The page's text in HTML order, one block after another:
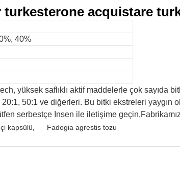
turkesterone acquistare
40%
yüksek saflıklı aktif maddelerle çok sayıda
50:1 ve diğerleri. Bu bitki ekstreleri yaygın
serbestçe Insen ile iletişime
kapsülü Fadogia agrestis tozu